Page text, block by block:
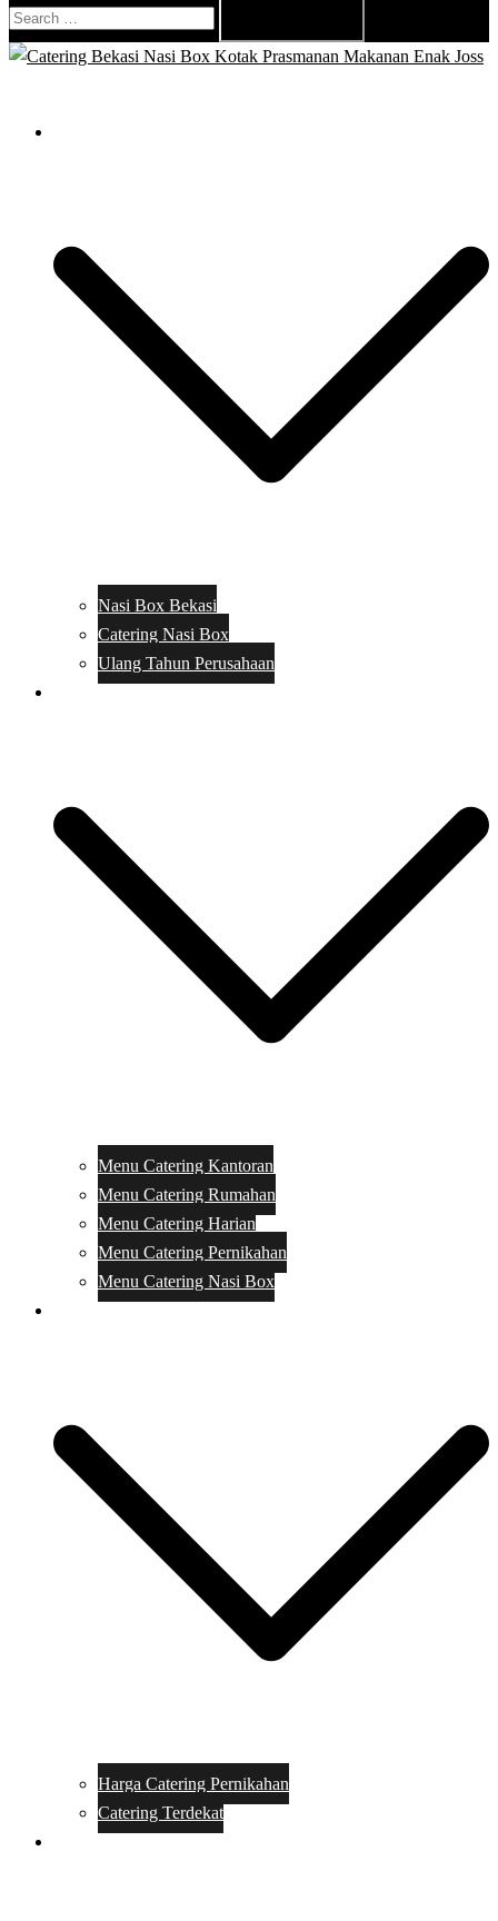
Search
for:
Nasi Box Bekasi
Catering Nasi Box
Ulang Tahun Perusahaan
Menu Catering Kantoran
Menu Catering Rumahan
Menu Catering Harian
Menu Catering Pernikahan
Menu Catering Nasi Box
Harga Catering Pernikahan
Catering Terdekat